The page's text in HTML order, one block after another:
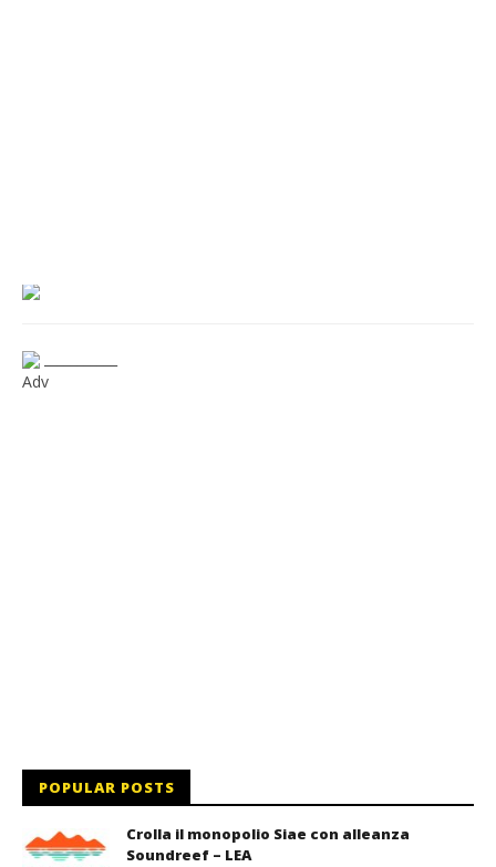
Adv
POPULAR POSTS
Crolla il monopolio Siae con alleanza
Soundreef – LEA